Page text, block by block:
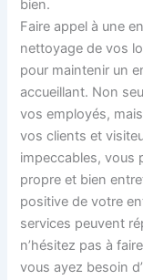
bien.
Faire appel à une
nettoyage de vos
pour maintenir un
accueillant. Non
vos employés,
vos clients et
impeccables, vous
propre et bien
positive de votre
services peuvent
n’hésitez pas à
vous ayez besoin